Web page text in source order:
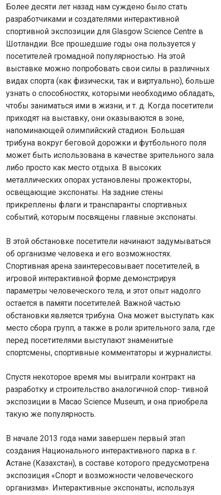
Более десяти лет назад нам суждено было стать
разработчиками и создателями интерактивной
спортивной экспозиции для Glasgow Science Centre в
Шотландии. Все прошедшие годы она пользуется у
посетителей громадной популярностью. На этой
выставке можно попробовать свои силы в различных
видах спорта (как физически, так и виртуально), больше
узнать о способностях, которыми необходимо обладать,
чтобы заниматься ими в жизни, и т. д. Когда посетители
приходят на выставку, они оказываются в зоне,
напоминающей олимпийский стадион. Большая
трибуна вокруг беговой дорожки и футбольного поля
может быть использована в качестве зрительного зала
либо просто как место отдыха. В высоких
металлических опорах установлены прожекторы,
освещающие экспонаты. На задние стены
прикреплены флаги и транспаранты спортивных
событий, которым посвящены главные экспонаты.
В этой обстановке посетители начинают задумываться
об организме человека и его возможностях.
Спортивная арена заинтересовывает посетителей, в
игровой интерактивной форме демонстрируя
параметры человеческого тела, и этот опыт надолго
остается в памяти посетителей. Важной частью
обстановки является трибуна. Она может выступать как
место сбора групп, а также в роли зрительного зала, где
перед посетителями выступают знаменитые
спортсмены, спортивные комментаторы и журналисты.
Спустя некоторое время мы выиграли контракт на
разработку и строительство аналогичной спор- тивной
экспозиции в Macao Science Museum, и она приобрела
такую же популярность.
В начале 2013 года нами завершен первый этап
создания Национального интерактивного парка в г.
Астане (Казахстан), в составе которого предусмотрена
экспозиция «Спорт и возможности человеческого
организма». Интерактивные экспонаты, используя